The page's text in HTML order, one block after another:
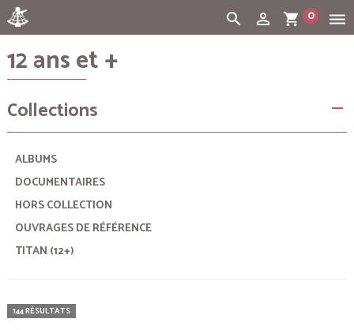
dehaze
shopping_cart 0
person_outline
search
Cart:(vide)
12 ans et +
Collections remove
ALBUMS
DOCUMENTAIRES
HORS COLLECTION
OUVRAGES DE RÉFÉRENCE
TITAN (12+)
144 RÉSULTATS